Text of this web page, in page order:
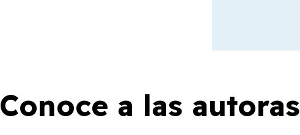
Conoce a las autoras